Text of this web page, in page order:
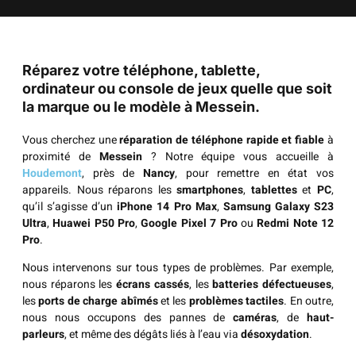
Réparez votre téléphone, tablette,
ordinateur ou console de jeux quelle que soit
la marque ou le modèle à Messein.
Vous cherchez uneréparation de téléphone rapide et fiableà
proximité de Messein? Notre équipe vous accueille à
Houdemont, près de Nancy, pour remettre en état vos
appareils. Nous réparons lessmartphones, tablettesetPC,
qu’il s’agisse d’uniPhone 14 Pro Max, Samsung Galaxy S23
Ultra,Huawei P50 Pro,Google Pixel 7 ProouRedmi Note 12
Pro.
Nous intervenons sur tous types de problèmes. Par exemple,
nous réparons lesécrans cassés, lesbatteries défectueuses,
lesports de charge abîméset lesproblèmes tactiles. En outre,
nous nous occupons des pannes decaméras, de haut-
parleurs, et même des dégâts liés à l’eau viadésoxydation.